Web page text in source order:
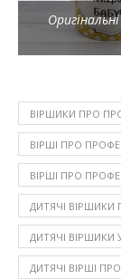
ВІРШИКИ ПРО
ВІРШІ ПРО
ВІРШІ ПРО
ДИТЯЧІ ВІРШИКИ
ДИТЯЧІ
ДИТЯЧІ ВІРШІ